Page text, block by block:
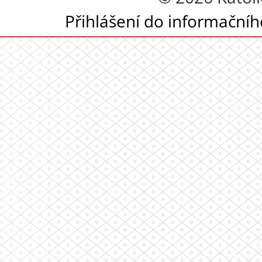
Přihlášení do